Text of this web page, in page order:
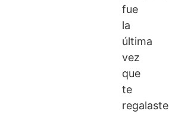
fue
la
última
vez
que
te
regalaste